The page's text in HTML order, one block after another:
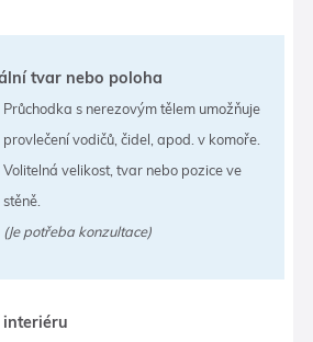
tvar nebo poloha
Průchodka s nerezovým tělem umožňuje
provlečení vodičů, čidel, apod. v komoře.
Volitelná velikost, tvar nebo pozice ve
stěně.
(Je potřeba konzultace)
interiéru